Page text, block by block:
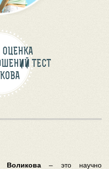
ТЕСТ
– это научно